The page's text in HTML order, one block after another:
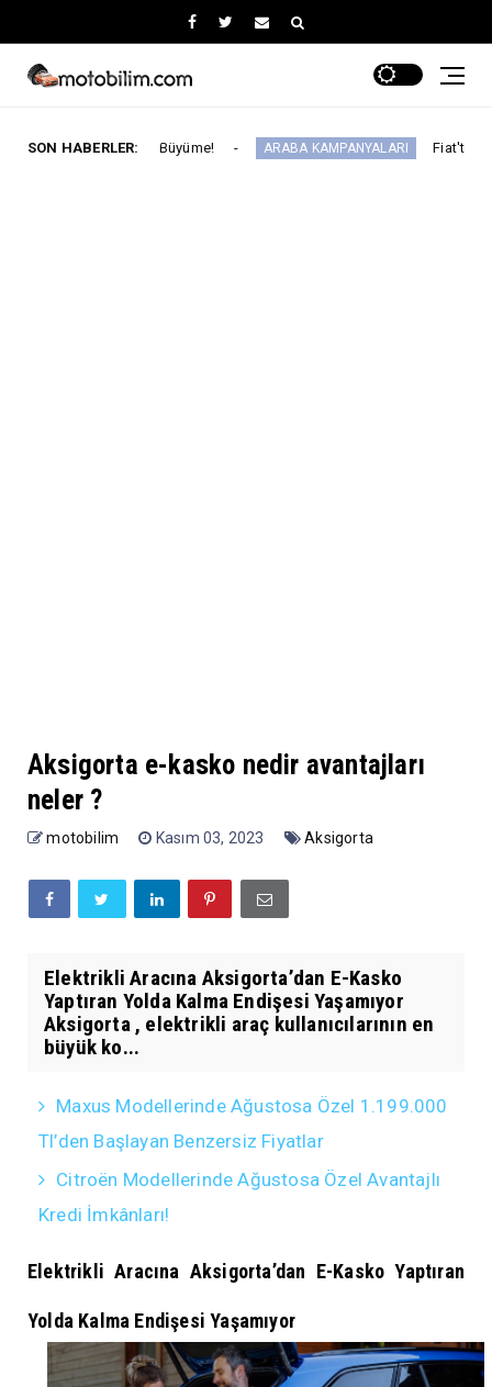
SON HABERLER:
Büyüme! ARABA KAMPANYALARI Fiat'ta Ağustos Ayında
Aksigorta e-kasko nedir avantajları
neler ?
motobilim Kasım 03, 2023 Aksigorta
Elektrikli Aracına Aksigorta’dan E-Kasko
Yaptıran Yolda Kalma Endişesi Yaşamıyor
Aksigorta , elektrikli araç kullanıcılarının en
büyük ko...
Maxus Modellerinde Ağustosa Özel 1.199.000
Tl’den Başlayan Benzersiz Fiyatlar
Citroën Modellerinde Ağustosa Özel Avantajlı
Kredi İmkânları!
Elektrikli Aracına Aksigorta’dan E-Kasko Yaptıran
Yolda Kalma Endişesi Yaşamıyor